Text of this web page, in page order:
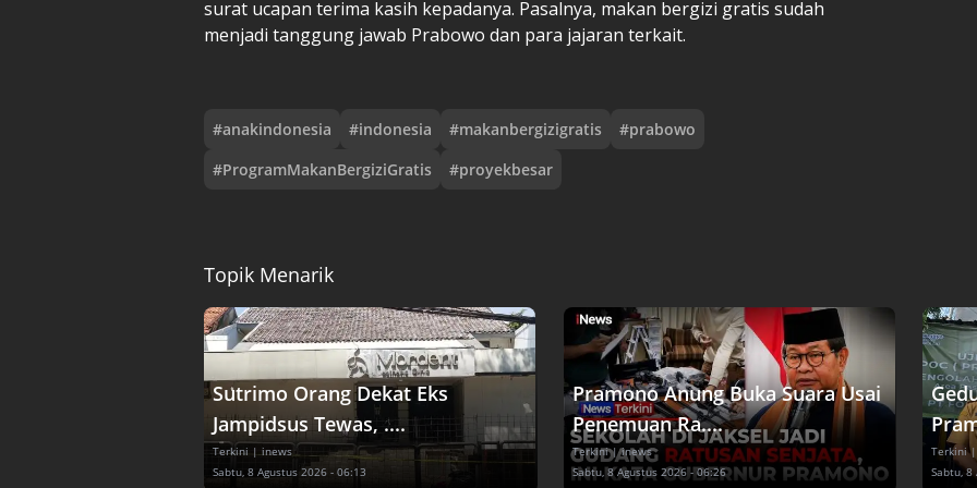
surat ucapan terima kasih kepadanya. Pasalnya, makan bergizi gratis sudah
menjadi tanggung jawab Prabowo dan para jajaran terkait.
#anakindonesia #indonesia #makanbergizigratis #prabowo
#ProgramMakanBergiziGratis #proyekbesar
Topik Menarik
Sutrimo Orang Dekat Eks
Jampidsus Tewas, ....
Terkini | inews
Sabtu, 8 Agustus 2026 - 06:13
Pramono Anung Buka Suara Usai
Penemuan Ra....
Terkini | inews
Sabtu, 8 Agustus 2026 - 06:26
Terkini |
Sabtu, 8